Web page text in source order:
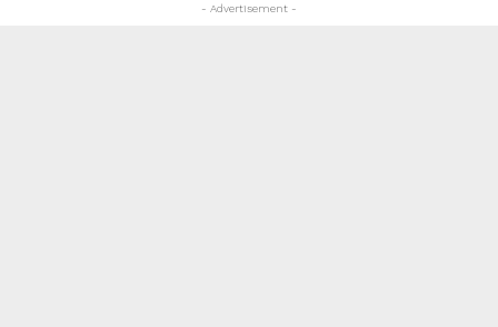
- Advertisement -